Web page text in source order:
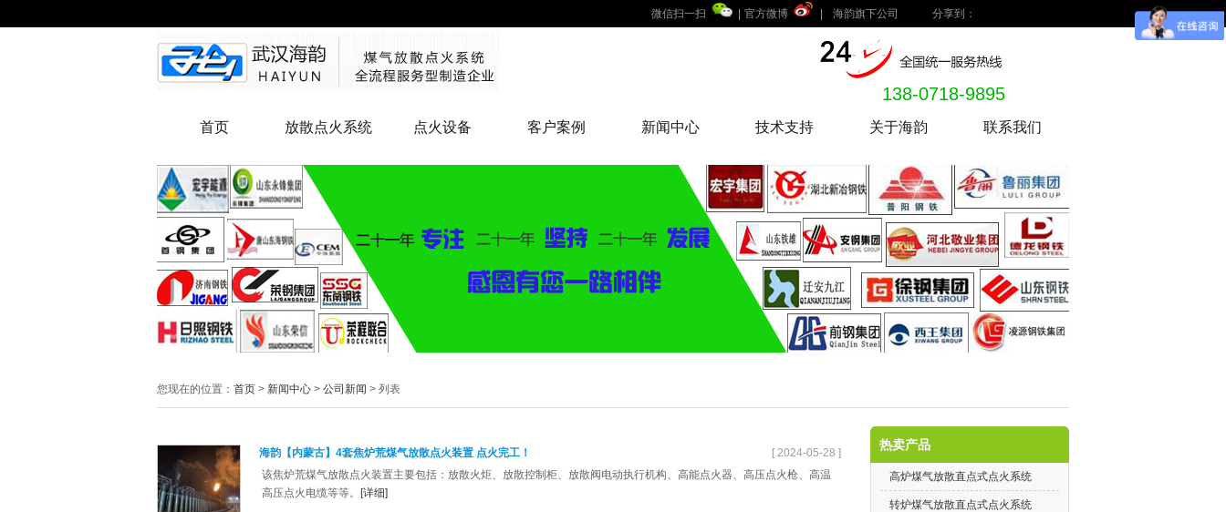
微信扫一扫 官方微博 海韵旗下公司 分享到：
138-0718-9895
首页 放散点火系统 点火设备 客户案例 新闻中心 技术支持 关于海韵 联系我们
您现在的位置： 首页 > 新闻中心 > 公司新闻 > 列表
海韵【内蒙古】4套焦炉荒煤气放散点火装置 点火完工！
[ 2024-05-28 ]
该焦炉荒煤气放散点火装置主要包括：放散火炬、放散控制柜、放散阀电动执行机构、高能点火器、高压点火枪、高温
高压点火电缆等等。
[详细]
热卖产品
高炉煤气放散直点式点火系统
转炉煤气放散直点式点火系统